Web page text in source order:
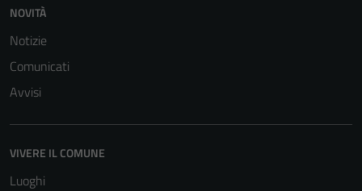
NOVITÀ
Notizie
Comunicati
Avvisi
VIVERE IL COMUNE
Luoghi